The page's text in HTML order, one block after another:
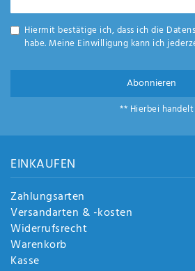
ich die
Daten­
gelesen
rag
e
sen
de
n
Hiermit bestätige ich, dass ich die
habe. Meine Einwilligung kann ich
Abonnieren
** Hierbei
EINKAUFEN
Zahlungsarten
Versandarten & -kosten
Widerrufsrecht
Warenkorb
Kasse